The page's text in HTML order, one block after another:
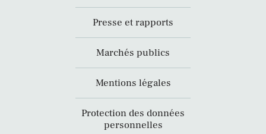
Presse et rapports
Marchés publics
Mentions légales
Protection des données
personnelles